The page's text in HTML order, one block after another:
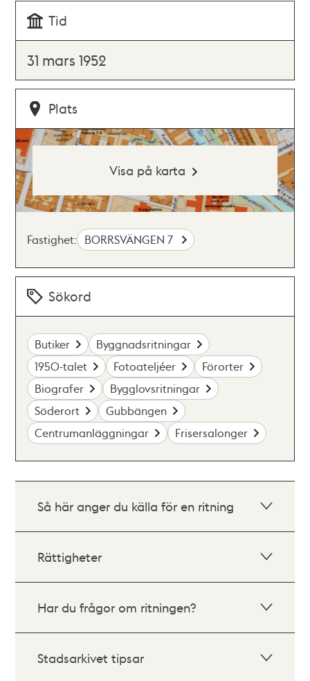
Tid
31 mars 1952
Plats
Visa på karta
Fastighet: BORRSVÄNGEN 7
Sökord
Butiker
Byggnadsritningar
1950-talet
Fotoateljéer
Förorter
Biografer
Bygglovsritningar
Söderort
Gubbängen
Centrumanläggningar
Frisersalonger
Så här anger du källa för en ritning
Rättigheter
Har du frågor om ritningen?
Stadsarkivet tipsar